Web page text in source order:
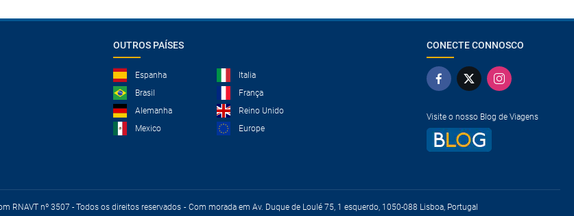
OUTROS PAÍSES
Espanha
Italia
Brasil
França
Alemanha
Reino Unido
Mexico
Europe
CONECTE CONNOSCO
Visite o nosso Blog de Viagens
RNAVT nº 3507 - Todos os direitos reservados Com morada em Av. Duque de Loulé 75, 1 esquerdo, 1050-088 Lisboa, Portugal